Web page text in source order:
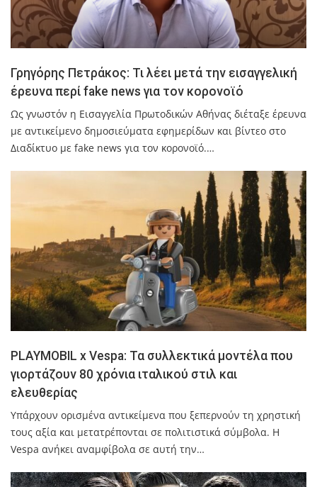
Γρηγόρης Πετράκος: Τι λέει μετά την εισαγγελική
έρευνα περί fake news για τον κορονοϊό
Ως γνωστόν η Eισαγγελία Πρωτοδικών Αθήνας διέταξε έρευνα
με αντικείμενο δημοσιεύματα εφημερίδων και βίντεο στο
Διαδίκτυο με fake news για τον κορονοϊό.…
PLAYMOBIL x Vespa: Τα συλλεκτικά μοντέλα που
γιορτάζουν 80 χρόνια ιταλικού στιλ και
ελευθερίας
Υπάρχουν ορισμένα αντικείμενα που ξεπερνούν τη χρηστική
τους αξία και μετατρέπονται σε πολιτιστικά σύμβολα. Η
Vespa ανήκει αναμφίβολα σε αυτή την…